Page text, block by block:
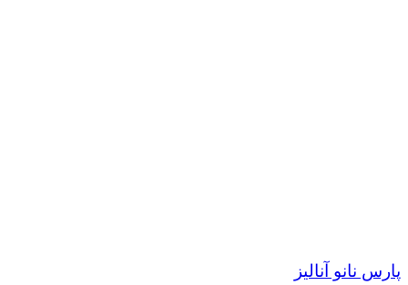
پارس نانو آنالیز